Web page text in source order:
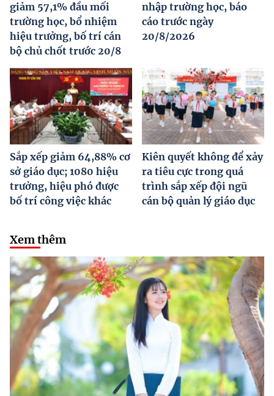
giảm 57,1% đầu mối
trường học, bổ nhiệm
hiệu trưởng, bố trí cán
bộ chủ chốt trước 20/8
nhập trường học, báo
cáo trước ngày
20/8/2026
Sắp xếp giảm 64,88% cơ
sở giáo dục; 1080 hiệu
trưởng, hiệu phó được
bố trí công việc khác
Kiên quyết không để xảy
ra tiêu cực trong quá
trình sắp xếp đội ngũ
cán bộ quản lý giáo dục
Xem thêm